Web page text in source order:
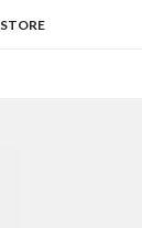
STORE